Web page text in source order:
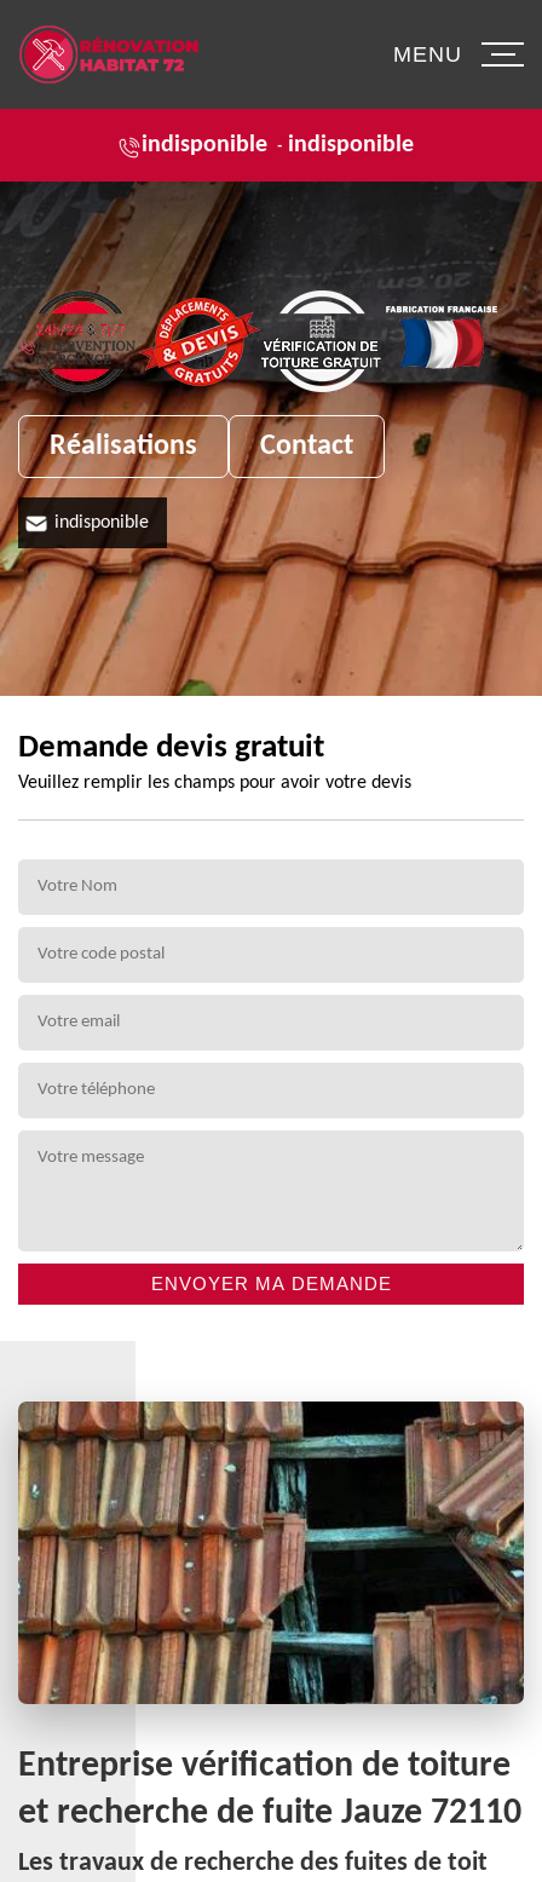
indisponible - indisponible
MENU
Réalisations Contact
indisponible
Demande devis gratuit
Veuillez remplir les champs pour avoir votre devis
Entreprise vérification de toiture
et recherche de fuite Jauze 72110
Les travaux de recherche des fuites de toit